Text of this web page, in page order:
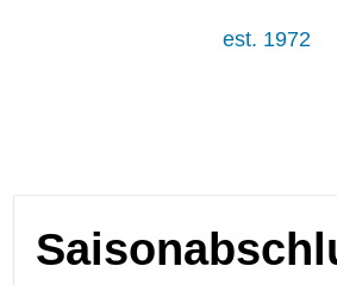
est. 1972